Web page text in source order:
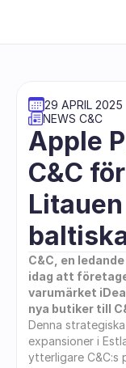
29 APRIL 2025
NEWS C&C
Apple
C&C
C&C, en
idag att
varumärket
nya butiker till
Denna
expansioner i
ytterligare C&C:s